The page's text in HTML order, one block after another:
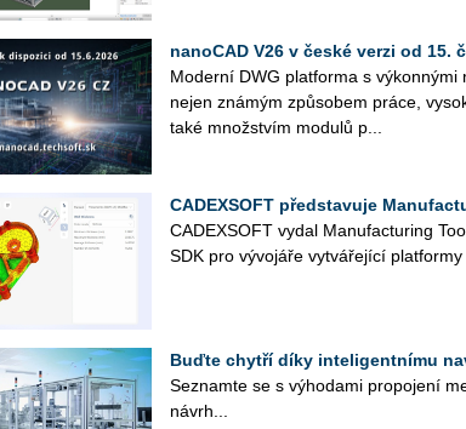
nanoCAD V26 v české verzi od 15.
Mo­der­ní DWG plat­for­ma s vý­kon­ný­mi
nejen zná­mým způ­so­bem práce,
také množ­stvím mo­du­lů p...
CADEXSOFT představuje
CAD­EX­SOFT vydal Ma­nu­factu­ring
SDK pro vý­vo­já­ře vy­tvá­ře­jí­cí plat­for­my
Buďte chytří díky inteligentnímu
Se­znam­te se s vý­ho­da­mi pro­po­je­ní
ná­vr­h...